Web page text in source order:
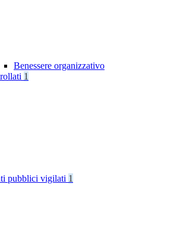
Benessere organizzativo
1
pubblici vigilati 1